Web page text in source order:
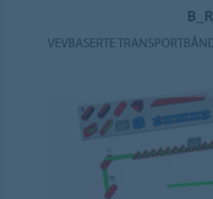
VEVBASERTE